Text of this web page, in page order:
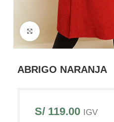
Haga Click para agrandar
ABRIGO NARANJA
S/ 119.00 IGV